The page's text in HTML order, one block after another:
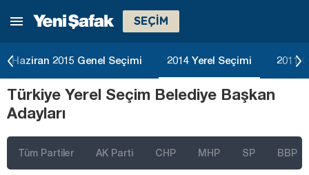
SEÇİM
Haziran 2015 Genel Seçimi 2014 Yerel Seçimi 2011
Türkiye Yerel Seçim Belediye Başkan
Adayları
Tüm Partiler AK Parti CHP MHP SP BBP
İstanbul
Ankara
Adana